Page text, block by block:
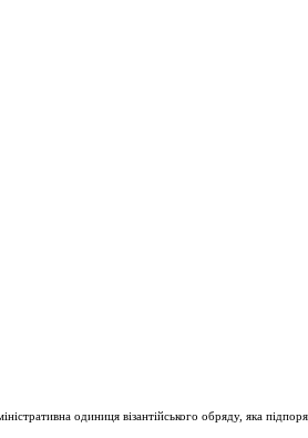
одиниця візантійського обряду, яка